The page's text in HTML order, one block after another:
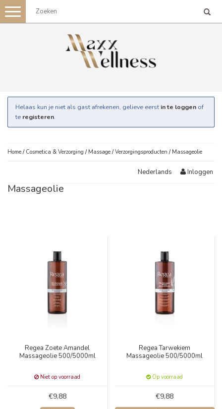
Toggle
navigation
Helaas kun je niet als gast afrekenen, gelieve eerst in te loggen of
te registeren.
Home / Cosmetica & Verzorging / Massage /Verzorgingsproducten / Massageolie
Nederlands Inloggen
Massageolie
Regea Zoete Amandel
Massageolie 500/5000ml
Niet op voorraad
€9,88
Regea Tarwekiem
Massageolie 500/5000ml
Op voorraad
€9,88